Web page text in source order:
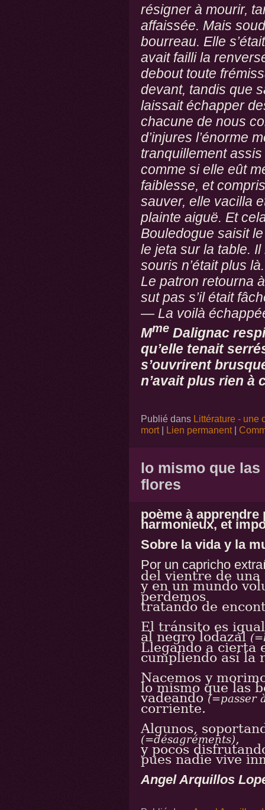
résigner à mourir,
affaissée. Mais
bourreau. Elle
avait failli la
debout toute
devant, tandis que
laissait échapper
chacune de nous
d’injures l’énorme
tranquillement
comme si elle eût
faiblesse, et
sauver, elle vacilla
plainte aiguë. Et
Bouledogue saisit
le jeta sur la table.
souris n’était plus là.
Le patron retourna
sut pas s’il était
— La voilà
MmeDalignac
qu’elle tenait
s’ouvrirent
n’avait plus rien à
Publié dans Littérature - une
mort| Lien permanent|
lo mismo que
flores
poème à
harmonieux, et
Sobre la vida y la
Por un capricho extra
del vientre de una
y en un mundo
perdemos
tratando de
El tránsito es
al negro lodazal
Llegando a cierta
cumpliendo así la
Nacemos y
lo mismo que las
vadeando (=passer
corriente.
Algunos,
(=désagréments),
y pocos
pues nadie vive
Angel Arquillos